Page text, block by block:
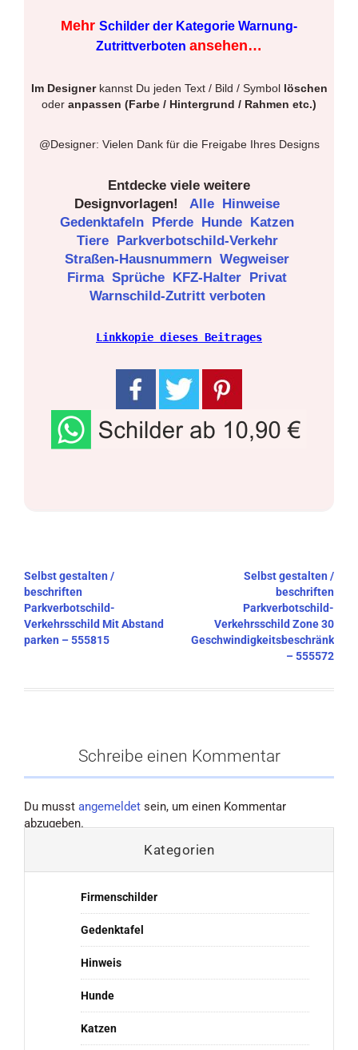
Mehr Schilder der Kategorie Warnung-
Zutrittverboten ansehen…
Im Designerkannst Du jeden Text / Bild / Symbol löschen
oder anpassen (Farbe / Hintergrund / Rahmen etc.)
@Designer: Vielen Dank für die Freigabe Ihres Designs
Entdecke viele weitere
Designvorlagen!
Alle
Hinweise
Gedenktafeln
Pferde Hunde
Katzen
Tiere
Parkverbotschild-Verkehr
Straßen-Hausnummern Wegweiser
Firma Sprüche KFZ-Halter
Privat
Warnschild-Zutritt verboten
Linkkopie dieses Beitrages
Beitragsnavigation
Selbst gestalten /
beschriften
Parkverbotschild-
Verkehrsschild Mit Abstand
parken – 555815
Selbst gestalten /
beschriften
Parkverbotschild-
Verkehrsschild Zone 30
Geschwindigkeitsbeschränkung
– 555572
Schreibe einen Kommentar
Du musst angemeldet sein, um einen Kommentar
abzugeben.
Kategorien
Firmenschilder
Gedenktafel
Hinweis
Hunde
Katzen